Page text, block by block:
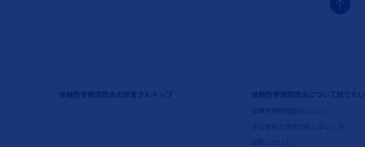
体軸性脊椎関節炎の患者さんトップ 体軸性脊椎関節炎について知りたい
体軸性脊椎関節炎について
主な症状と症状が起こるしくみ
診断について